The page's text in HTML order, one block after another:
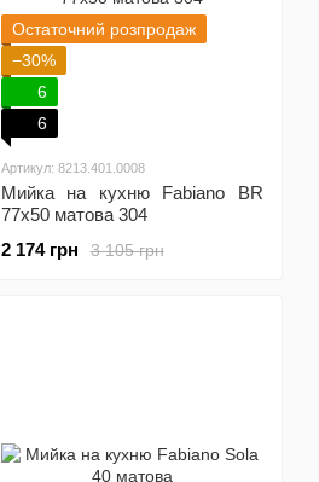
Остаточний розпродаж
−30%
6
6
Артикул: 8213.401.0008
Мийка на кухню Fabiano BR
77x50 матова 304
3 105 грн
2 174 грн